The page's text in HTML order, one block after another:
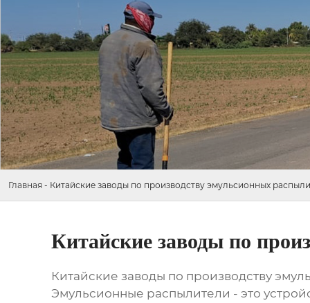
Главная - Китайские заводы по производству эмульсионных
Китайские заводы по
Китайские заводы по производству
Эмульсионные распылители - это